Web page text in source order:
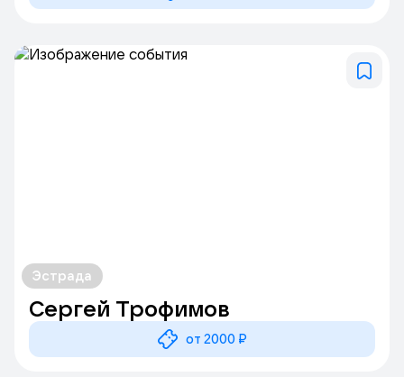
Эстрада
Сергей Трофимов
от 2000 ₽